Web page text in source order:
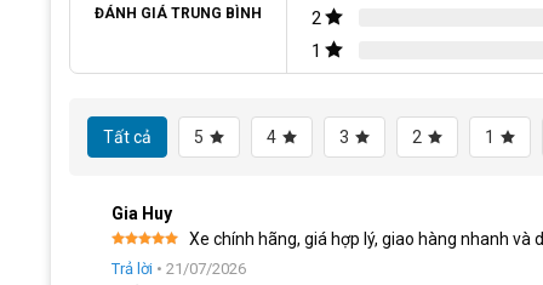
Bộ truyền động đơn giản, dễ làm quen
Thương Hiệu Xe Đạp Qitong Nổi Tiếng, Chất Lượng
Thiết Kế thon gọn phù hợp với trẻ yêu thích
Xe đạp Qitong Carson 18 Inch mang phong cách địa
hữu ngoại hình năng động, xe vẫn được tối ưu để trẻ dễ
thay vì phải thao tác thêm với bộ chuyển số. Mẫu xe
ĐÁNH GIÁ TRUNG BÌNH
2
1
Tất cả 5 4 3 2 1
Gia Huy
hạng5 5
Xe chính hãng, giá hợp lý, giao hàng nhanh và
Trả lời • 21/07/2026